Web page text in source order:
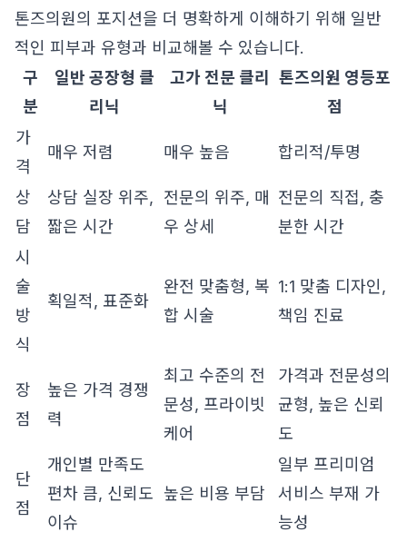
톤즈의원의 포지션을 더 명확하게 이해하기 위해 일반
적인 피부과 유형과 비교해볼 수 있습니다.
구
분
일반 공장형 클
리닉
고가 전문 클리
닉
톤즈의원 영등포
점
가
격
매우 저렴 매우 높음 합리적/투명
상
담
상담 실장 위주,
짧은 시간
전문의 위주, 매
우 상세
전문의 직접, 충
분한 시간
시
술
방
식
획일적, 표준화
완전 맞춤형, 복
합 시술
1:1 맞춤 디자인,
책임 진료
장
점
높은 가격 경쟁
력
최고 수준의 전
문성, 프라이빗
케어
가격과 전문성의
균형, 높은 신뢰
도
단
점
개인별 만족도
편차 큼, 신뢰도
이슈
높은 비용 부담
일부 프리미엄
서비스 부재 가
능성